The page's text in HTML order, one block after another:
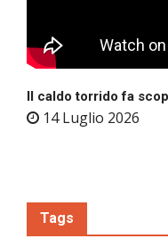
Il caldo torrido fa
14 Luglio 2026
Tags